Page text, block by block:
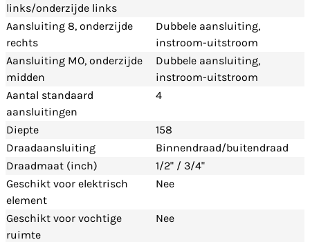
links/onderzijde links
Aansluiting 8, onderzijde
rechts
Dubbele aansluiting,
instroom-uitstroom
Aansluiting MO, onderzijde
midden
Dubbele aansluiting,
instroom-uitstroom
Aantal standaard
aansluitingen
4
Diepte
158
Draadaansluiting
Binnendraad/buitendraad
Draadmaat (inch)
1/2" / 3/4"
Geschikt voor elektrisch
element
Nee
Geschikt voor vochtige
ruimte
Nee